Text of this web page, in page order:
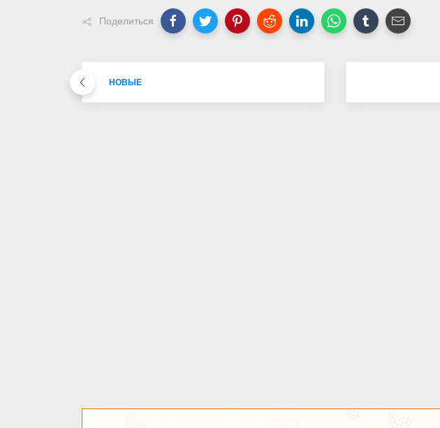
Поделиться
НОВЫЕ